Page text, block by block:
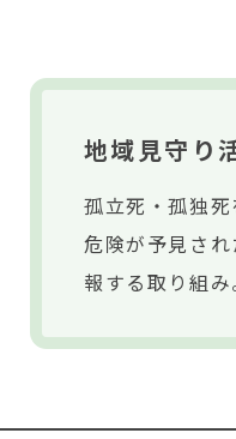
地域見守り
孤立死・孤独
危険が予見さ
報する取り組み